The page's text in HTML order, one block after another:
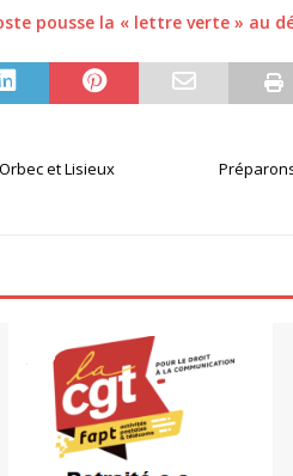
pousse la « lettre verte » au
et Lisieux